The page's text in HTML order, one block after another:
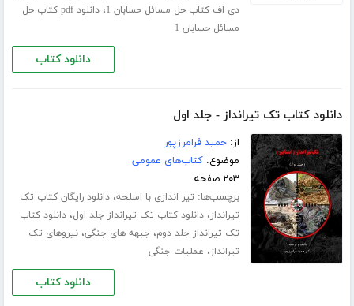
دی اف کتاب حل مسائل حسابان 1
،
دانلود pdf کتاب حل
مسائل حسابان 1
دانلود کتاب
دانلود کتاب تک تیرانداز - جلد اول
از:حمید فرامرزپور
موضوع:کتاب‌های عمومی
۲۰۳ صفحه
برچسب‌ها: تیر اندازی با اسلحه،دانلود رایگان کتاب تک
تیرانداز،دانلود کتاب تک تیرانداز جلد اول،دانلود کتاب
تک تیرانداز جلد دوم، جبهه های جنگی،نیروهای تک
تیرانداز، عملیات جنگی
دانلود کتاب